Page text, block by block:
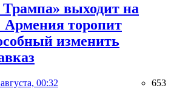
выходит на
Армения торопит
изменить
00:32 653